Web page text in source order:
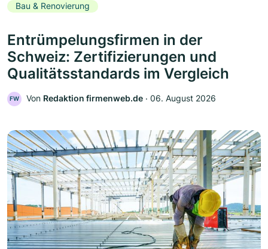
Bau & Renovierung
Entrümpelungsfirmen in der
Schweiz: Zertifizierungen und
Qualitätsstandards im Vergleich
FW Von Redaktion firmenweb.de ‧ 06. August 2026